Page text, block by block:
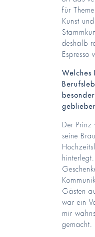
für
Kunst
deshalb
Espresso
Welches
Der Prinz
seine
Gästen
war ein
mir
gemacht.